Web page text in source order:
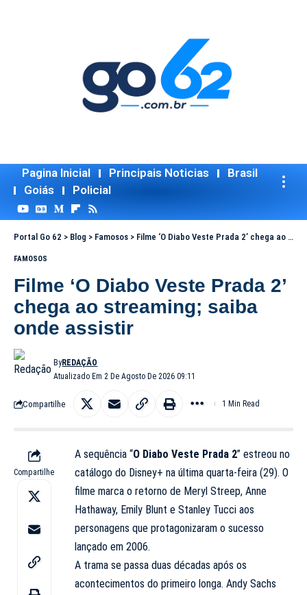
Pagina Inicial Principais Noticias
Brasil
Goiás
Policial
Portal Go 62 > Blog > Famosos > Filme ‘O Diabo Veste Prada 2’ chega ao streaming; saiba onde assistir
FAMOSOS
Filme ‘O Diabo Veste Prada 2’
chega ao streaming; saiba
onde assistir
Atualizado Em 2 De Agosto De 2026 09:11
ByREDAÇÃO
Compartilhe 1 Min Read
Compartilhe
A sequência “O Diabo Veste Prada 2” estreou no
catálogo do Disney+ na última quarta-feira (29). O
filme marca o retorno de Meryl Streep, Anne
Hathaway, Emily Blunt e Stanley Tucci aos
personagens que protagonizaram o sucesso
lançado em 2006.
A trama se passa duas décadas após os
acontecimentos do primeiro longa. Andy Sachs